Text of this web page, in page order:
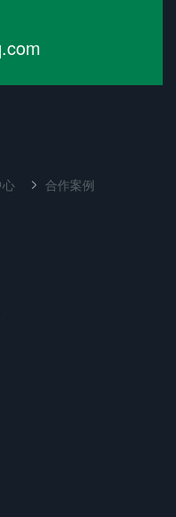
合作案例